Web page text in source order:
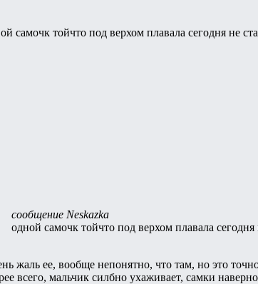
самочк тойчто под верхом плавала сегодня не
сообщение Neskazka
одной самочк тойчто под верхом плавала сегодня
жаль ее, вообще непонятно, что там, но это
всего, мальчик силбно ухаживает, самки